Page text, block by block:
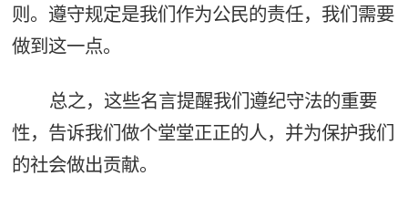
则。遵守规定是我们作为公民的责任，我们需要
做到这一点。
总之，这些名言提醒我们遵纪守法的重要
性，告诉我们做个堂堂正正的人，并为保护我们
的社会做出贡献。